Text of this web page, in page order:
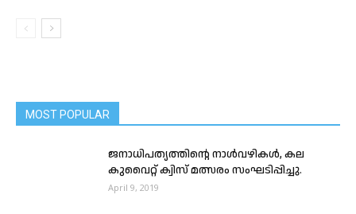
MOST POPULAR
ജനാധിപത്യത്തിന്റെ നാൾ‌വഴികൾ, കല
കുവൈറ്റ് ക്വിസ് മത്സരം സംഘടിപ്പിച്ചു.
April 9, 2019